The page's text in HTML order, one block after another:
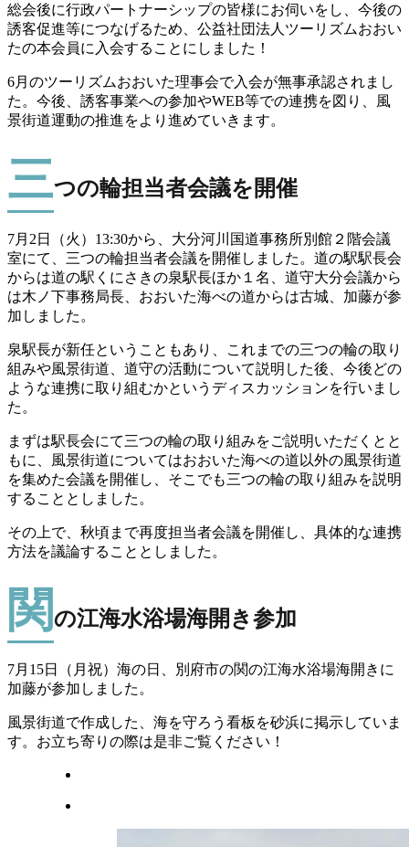
総会後に行政パートナーシップの皆様にお伺いをし、今後の
誘客促進等につなげるため、公益社団法人ツーリズムおおい
たの本会員に入会することにしました！
6月のツーリズムおおいた理事会で入会が無事承認されまし
た。今後、誘客事業への参加やWEB等での連携を図り、風
景街道運動の推進をより進めていきます。
三つの輪担当者会議を開催
7月2日（火）13:30から、大分河川国道事務所別館２階会議
室にて、三つの輪担当者会議を開催しました。道の駅駅長会
からは道の駅くにさきの泉駅長ほか１名、道守大分会議から
は木ノ下事務局長、おおいた海べの道からは古城、加藤が参
加しました。
泉駅長が新任ということもあり、これまでの三つの輪の取り
組みや風景街道、道守の活動について説明した後、今後どの
ような連携に取り組むかというディスカッションを行いまし
た。
まずは駅長会にて三つの輪の取り組みをご説明いただくとと
もに、風景街道についてはおおいた海べの道以外の風景街道
を集めた会議を開催し、そこでも三つの輪の取り組みを説明
することとしました。
その上で、秋頃まで再度担当者会議を開催し、具体的な連携
方法を議論することとしました。
関 の江海水浴場海開き参加
7月15日（月祝）海の日、別府市の関の江海水浴場海開きに
加藤が参加しました。
風景街道で作成した、海を守ろう看板を砂浜に掲示していま
す。お立ち寄りの際は是非ご覧ください！